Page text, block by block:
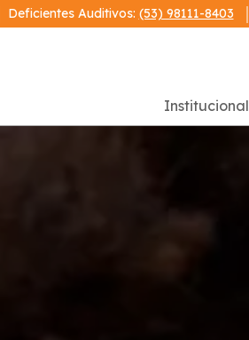
Deficientes Auditivos: (53) 98111-8403
Institucional